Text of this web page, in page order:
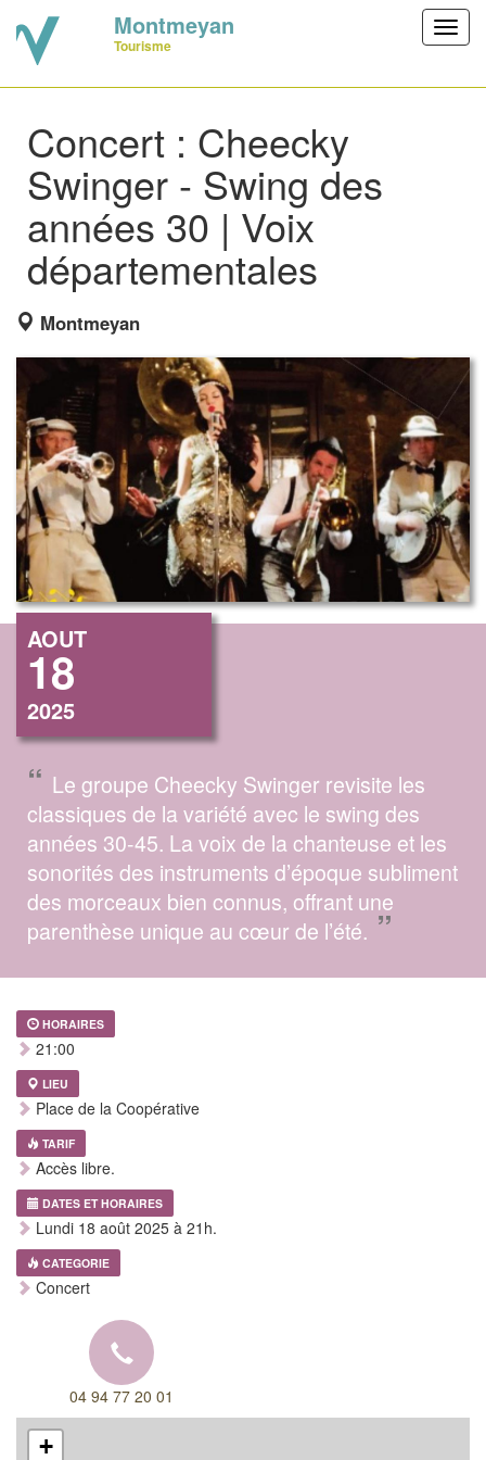
Montmeyan
Tourisme
Concert : Cheecky
Swinger - Swing des
années 30 | Voix
départementales
Montmeyan
AOUT
18
2025
“ Le groupe Cheecky Swinger revisite les
classiques de la variété avec le swing des
années 30-45. La voix de la chanteuse et les
sonorités des instruments d’époque subliment
des morceaux bien connus, offrant une
parenthèse unique au cœur de l’été. ”
HORAIRES
21:00
LIEU
Place de la Coopérative
TARIF
Accès libre.
DATES ET HORAIRES
Lundi 18 août 2025 à 21h.
CATEGORIE
Concert
04 94 77 20 01
+